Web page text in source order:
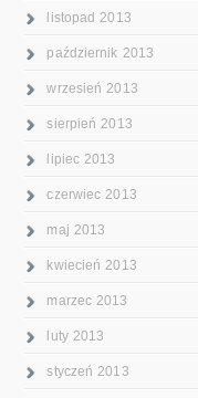
listopad 2013
październik 2013
wrzesień 2013
sierpień 2013
lipiec 2013
czerwiec 2013
maj 2013
kwiecień 2013
marzec 2013
luty 2013
styczeń 2013